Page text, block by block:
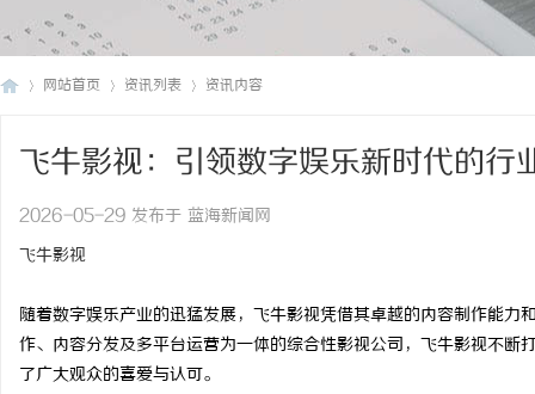
网站首页 资讯列表 资讯内容
飞牛影视：引领数字娱乐新时代的行
2026-05-29 发布于 蓝海新闻网
飞牛影视
随着数字娱乐产业的迅猛发展，飞牛影视凭借其卓越的内容制作能
作、内容分发及多平台运营为一体的综合性影视公司，飞牛影视不
了广大观众的喜爱与认可。